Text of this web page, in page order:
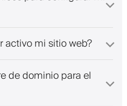
activo mi sitio web?
de dominio para el